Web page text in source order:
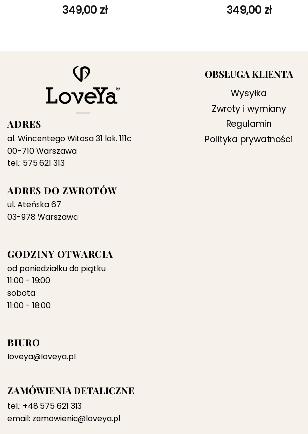
349,00 zł 349,00 zł
ADRES
al. Wincentego Witosa 31 lok. 111c
00-710 Warszawa
tel.: 575 621 313
ADRES DO ZWROTÓW
ul. Ateńska 67
03-978 Warszawa
GODZINY OTWARCIA
od poniedziałku do piątku
11:00 - 19:00
sobota
11:00 - 18:00
BIURO
loveya@loveya.pl
ZAMÓWIENIA DETALICZNE
tel.: +48 575 621 313
email: zamowienia@loveya.pl
OBSŁUGA KLIENTA
Wysyłka
Zwroty i wymiany
Regulamin
Polityka prywatności